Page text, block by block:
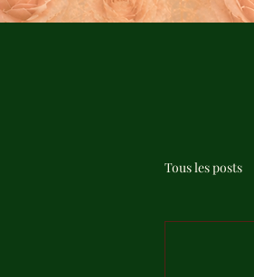
Tous les posts